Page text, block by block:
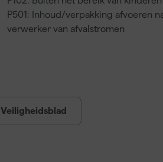
P501: Inhoud/verpakking afvoeren
verwerker van afvalstromen
Veiligheidsblad